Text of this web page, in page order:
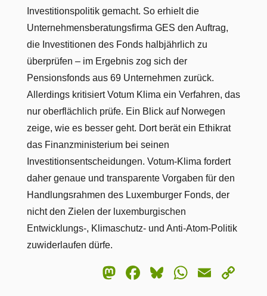
Investitionspolitik gemacht. So erhielt die
Unternehmensberatungsfirma GES den Auftrag,
die Investitionen des Fonds halbjährlich zu
überprüfen – im Ergebnis zog sich der
Pensionsfonds aus 69 Unternehmen zurück.
Allerdings kritisiert Votum Klima ein Verfahren, das
nur oberflächlich prüfe. Ein Blick auf Norwegen
zeige, wie es besser geht. Dort berät ein Ethikrat
das Finanzministerium bei seinen
Investitionsentscheidungen. Votum-Klima fordert
daher genaue und transparente Vorgaben für den
Handlungsrahmen des Luxemburger Fonds, der
nicht den Zielen der luxemburgischen
Entwicklungs-, Klimaschutz- und Anti-Atom-Politik
zuwiderlaufen dürfe.
Mastodon
Facebook
BlueskyEmail